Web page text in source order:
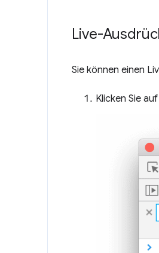
Live-
Sie können einen
Klicken Sie auf